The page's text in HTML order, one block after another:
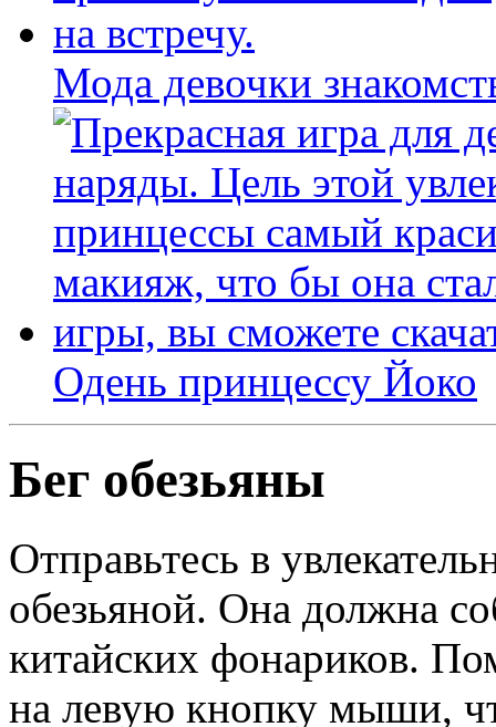
Мода девочки
Одень принцессу Йоко
Бег обезьяны
Отправьтесь в
обезьяной. Она должна
китайских фонариков.
на левую кнопку мыши,